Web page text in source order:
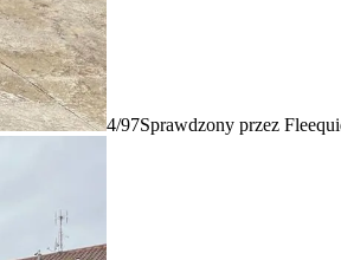
4/97Sprawdzony przez